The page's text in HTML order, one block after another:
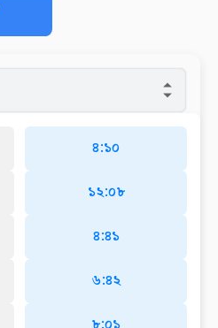
৪:১০
১২:০৮
৪:৪১
৬:৪২